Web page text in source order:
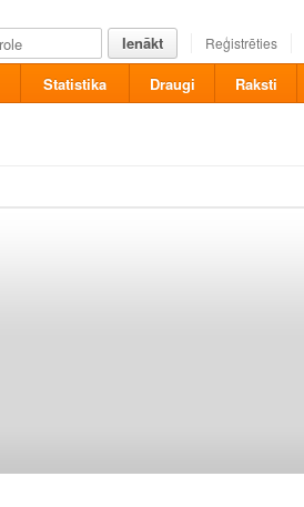
Ienākt Reģistrēties
Statistika Draugi Raksti